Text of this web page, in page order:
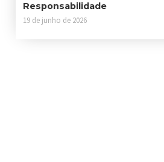
Responsabilidade
19 de junho de 2026